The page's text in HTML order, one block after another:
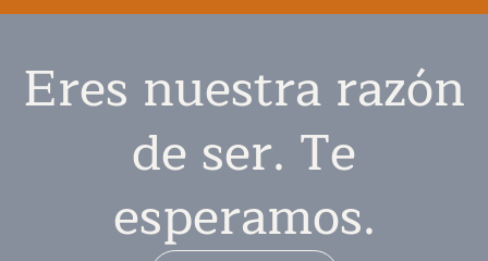
Eres nuestra razón
de ser. Te
esperamos.